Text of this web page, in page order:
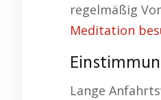
regelmäßig
Meditation
Lange